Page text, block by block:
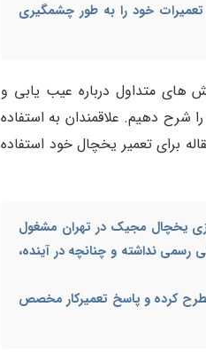
خود را به طور چشمگیری
های متداول درباره عیب یابی و
شرح دهیم. علاقمندان به استفاده
برای تعمیر یخچال خود استفاده
یخچال مجیک در تهران مشغول
رسمی نداشته و چنانچه در آینده،
مطرح کرده و پاسخ تعمیرکار مخصص